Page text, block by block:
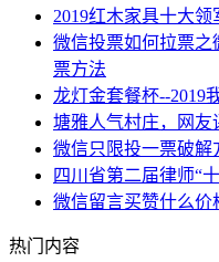
2019红木家具十大领
微信投票如何拉票之
票方法
龙灯金套餐杯--2019
塘雅人气村庄，网友
微信只限投一票破解
四川省第二届律师“
微信留言买赞什么价
热门内容